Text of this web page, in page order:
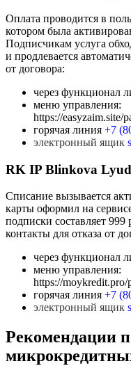
Оплата проводится в
котором была
Подписчикам услуга
и продлевается
от договора:
через функционал
меню управления:
https://easyzaim.site/
горячая линия +7
электронный ящик
RK IP Blinkova
Списание вызывается
карты оформил на
подписки составляет
контакты для отказа от
через функционал
меню управления:
https://moykredit.pro/
горячая линия +7
электронный ящик
Рекомендации